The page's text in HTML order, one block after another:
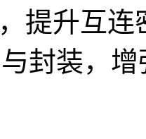
提升互
封装，